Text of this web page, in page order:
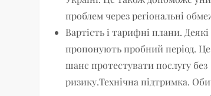
проблем через регіональні
Вартість і тарифні плани.
пропонують пробний період.
шанс протестувати послугу без
ризику.Технічна підтримка.